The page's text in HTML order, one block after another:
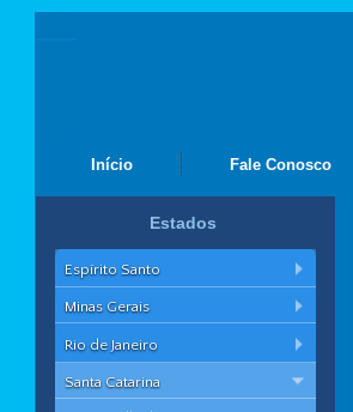
Início Fale Conosco
Estados
Espírito Santo
Minas Gerais
Rio de Janeiro
Santa Catarina